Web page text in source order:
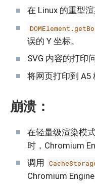
在 Linux 的重型
误的 Y 坐标。
SVG 内容的打印
将网页打印到 A5
崩溃：
在轻量级渲染模
时，Chromium
调用
Chromium Engine